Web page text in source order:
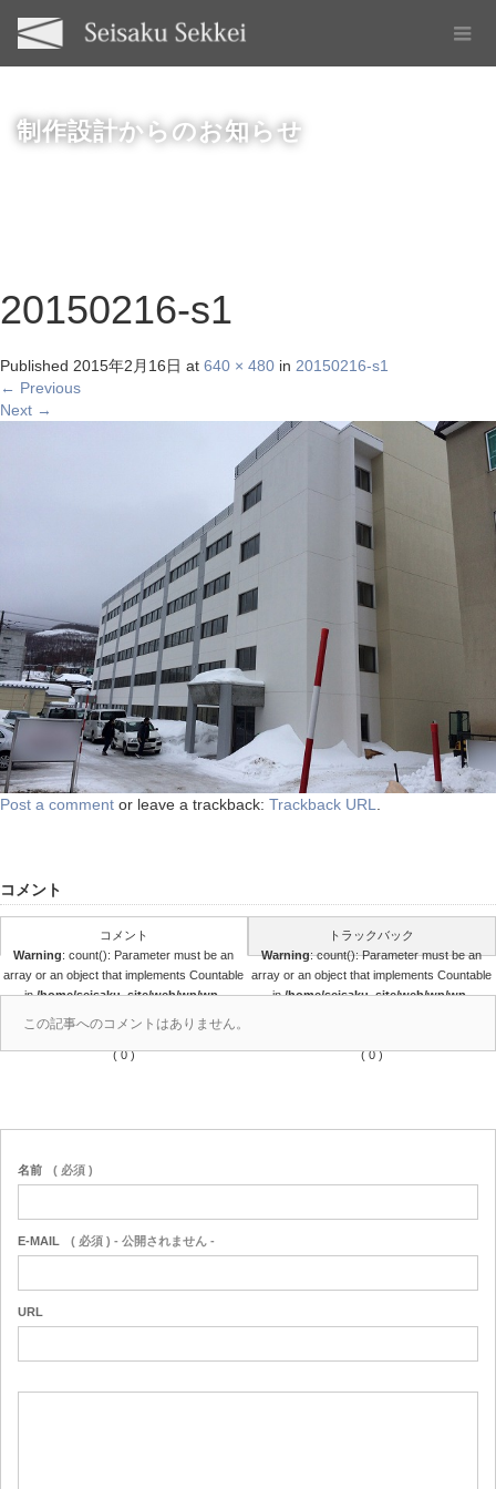
制作設計からのお知らせ
20150216-s1
Published 2015年2月16日 at 640 × 480 in 20150216-s1
← Previous
Next →
Post a comment or leave a trackback: Trackback URL
コメント
コメント
Warning: count(): Parameter must be an
array or an object that implements Countable
in/home/seisaku_site/web/wp/wp-
content/themes/seisaku/comments.php
36
( 0 )
トラックバック
Warning: count(): Parameter must be an
array or an object that implements Countable
in/home/seisaku_site/web/wp/wp-
( 0 )
この記事へのコメントはありません。
名前 ( 必須 )
E-MAIL ( 必須 ) - 公開されません -
URL